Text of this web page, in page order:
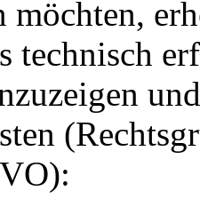
möchten,
technisch